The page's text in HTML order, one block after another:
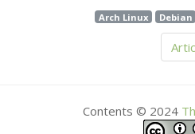
Arch Linux Debian
Contents © 2024